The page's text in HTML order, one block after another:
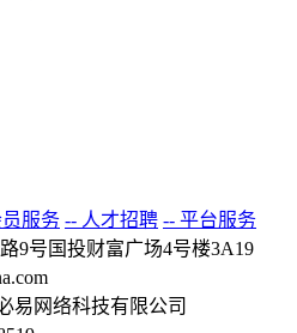
服务 -- 人才招聘 -- 平台服务
9号国投财富广场4号楼3A19
易网络科技有限公司